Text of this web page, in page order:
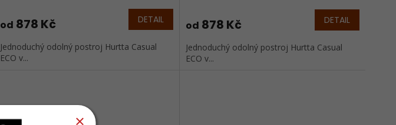
od 878 Kč DETAIL
Jednoduchý odolný postroj Hurtta Casual
ECO v...
je
z
5
od 878 Kč DETAIL
Jednoduchý odolný postroj Hurtta Casual
ECO v...